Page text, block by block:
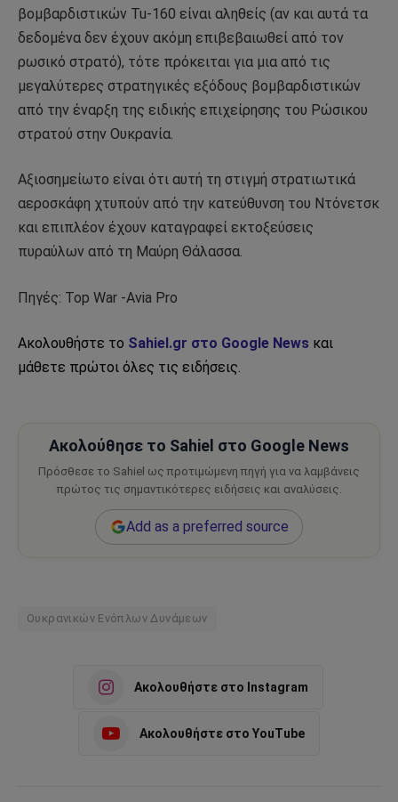
βομβαρδιστικών Tu-160 είναι αληθείς (αν και αυτά τα
δεδομένα δεν έχουν ακόμη επιβεβαιωθεί από τον
ρωσικό στρατό), τότε πρόκειται για μια από τις
μεγαλύτερες στρατηγικές εξόδους βομβαρδιστικών
από την έναρξη της ειδικής επιχείρησης του Ρώσικου
στρατού στην Ουκρανία.
Αξιοσημείωτο είναι ότι αυτή τη στιγμή στρατιωτικά
αεροσκάφη χτυπούν από την κατεύθυνση του Ντόνετσκ
και επιπλέον έχουν καταγραφεί εκτοξεύσεις
πυραύλων από τη Μαύρη Θάλασσα.
Πηγές: Top War -Avia Pro
Ακολουθήστε το Sahiel.gr στο Google News και
μάθετε πρώτοι όλες τις ειδήσεις.
Ακολούθησε το Sahiel στο Google News
Πρόσθεσε το Sahiel ως προτιμώμενη πηγή για να λαμβάνεις
πρώτος τις σημαντικότερες ειδήσεις και αναλύσεις.
Add as a preferred source
Ουκρανικών Ενόπλων Δυνάμεων
Ακολουθήστε στο Instagram
Ακολουθήστε στο YouTube